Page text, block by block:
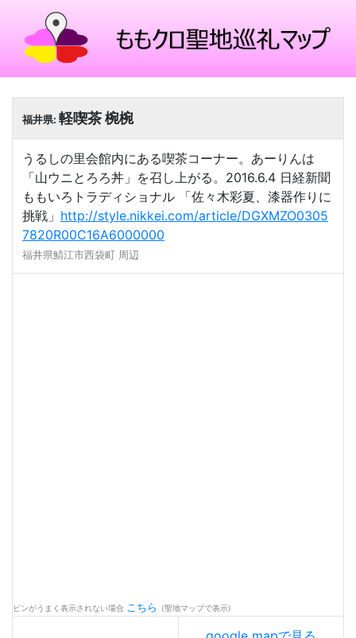
福井県: 軽喫茶 椀椀
うるしの里会館内にある喫茶コーナー。あーりんは
「山ウニとろろ丼」を召し上がる。2016.6.4 日経新聞
ももいろトラディショナル 「佐々木彩夏、漆器作りに
挑戦」 http://style.nikkei.com/article/DGXMZO0305
7820R00C16A6000000
福井県鯖江市西袋町 周辺
ピンがうまく表示されない場合 こちら (聖地マップで表示)